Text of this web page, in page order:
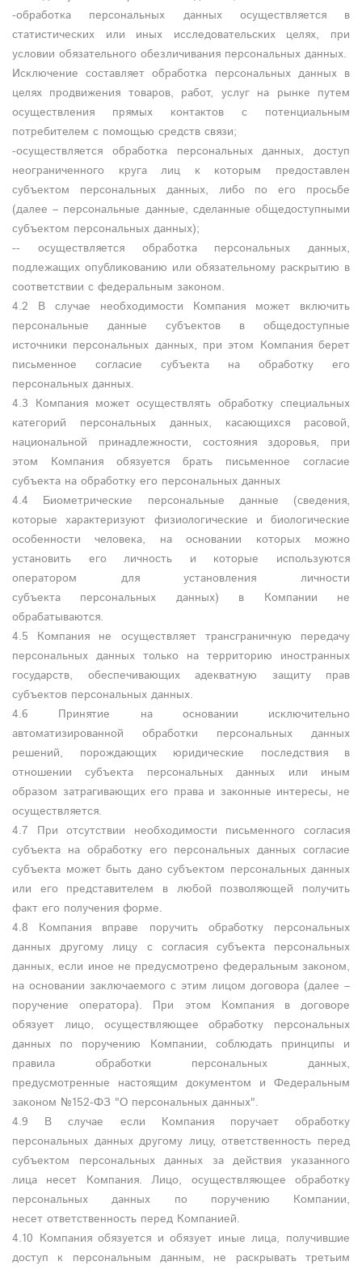
-обработка персональных данных осуществляется в
статистических или иных исследовательских целях, при
условии обязательного обезличивания персональных данных.
Исключение составляет обработка персональных данных в
целях продвижения товаров, работ, услуг на рынке путем
осуществления прямых контактов с потенциальным
потребителем с помощью средств связи;
-осуществляется обработка персональных данных, доступ
неограниченного круга лиц к которым предоставлен
субъектом персональных данных, либо по его просьбе
(далее – персональные данные, сделанные общедоступными
субъектом персональных данных);
-- осуществляется обработка персональных данных,
подлежащих опубликованию или обязательному раскрытию в
соответствии с федеральным законом.
4.2 В случае необходимости Компания может включить
персональные данные субъектов в общедоступные
источники персональных данных, при этом Компания берет
письменное согласие субъекта на обработку его
персональных данных.
4.3 Компания может осуществлять обработку специальных
категорий персональных данных, касающихся расовой,
национальной принадлежности, состояния здоровья, при
этом Компания обязуется брать письменное согласие
субъекта на обработку его персональных данных
4.4 Биометрические персональные данные (сведения,
которые характеризуют физиологические и биологические
особенности человека, на основании которых можно
установить его личность и которые используются
оператором для установления личности
субъекта персональных данных) в Компании не
обрабатываются.
4.5 Компания не осуществляет трансграничную передачу
персональных данных только на территорию иностранных
государств, обеспечивающих адекватную защиту прав
субъектов персональных данных.
4.6 Принятие на основании исключительно
автоматизированной обработки персональных данных
решений, порождающих юридические последствия в
отношении субъекта персональных данных или иным
образом затрагивающих его права и законные интересы, не
осуществляется.
4.7 При отсутствии необходимости письменного согласия
субъекта на обработку его персональных данных согласие
субъекта может быть дано субъектом персональных данных
или его представителем в любой позволяющей получить
факт его получения форме.
4.8 Компания вправе поручить обработку персональных
данных другому лицу с согласия субъекта персональных
данных, если иное не предусмотрено федеральным законом,
на основании заключаемого с этим лицом договора (далее –
поручение оператора). При этом Компания в договоре
обязует лицо, осуществляющее обработку персональных
данных по поручению Компании, соблюдать принципы и
правила обработки персональных данных,
предусмотренные настоящим документом и Федеральным
законом №152-ФЗ "О персональных данных".
4.9 В случае если Компания поручает обработку
персональных данных другому лицу, ответственность перед
субъектом персональных данных за действия указанного
лица несет Компания. Лицо, осуществляющее обработку
персональных данных по поручению Компании,
несет ответственность перед Компанией.
4.10 Компания обязуется и обязует иные лица, получившие
доступ к персональным данным, не раскрывать третьим